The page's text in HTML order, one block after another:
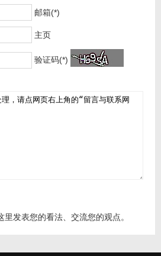
邮箱(*)
主页
验证码(*)
发表您的看法、交流您的观点。